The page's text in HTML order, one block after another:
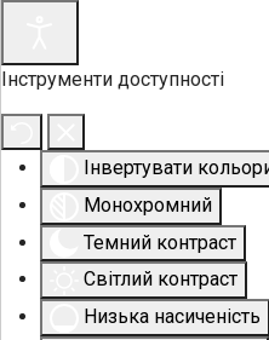
Інструменти доступності
Інвертувати
Монохромний
Темний контраст
Світлий контраст
Низька насиченість